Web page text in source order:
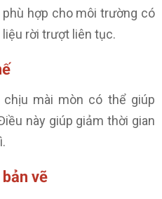
hợp cho môi trường có
rời trượt liên tục.
mài mòn có thể giúp
này giúp giảm thời gian
vẽ